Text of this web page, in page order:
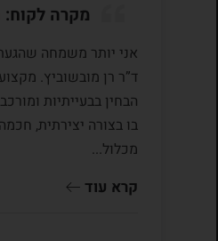
מקרה לקוח:
אני יותר משמחה
ד”ר רן מובשוביץ.
הבחין בבעייתיות
בו בצורה יצירתית,
מכלול...
קרא עוד